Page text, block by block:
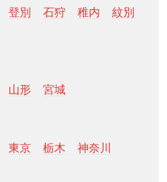
登別 石狩 稚内
紋別
山形 宮城
東京 栃木
神奈川